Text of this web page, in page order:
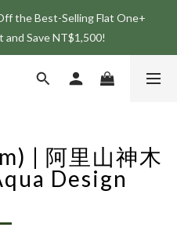
Exclusive Rewards and
and Save NT$1,500!
| 阿里山神木
Design